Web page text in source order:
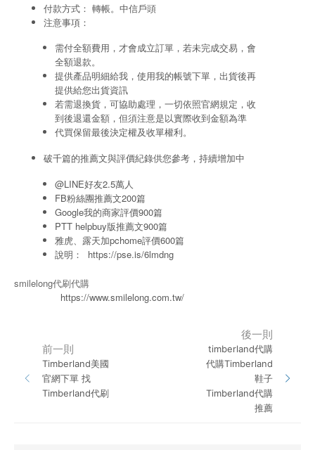
付款方式： 轉帳。中信戶頭
注意事項：
需付全額費用，才會成立訂單，若未完成交易，會
全額退款。
提供產品明細給我，使用我的帳號下單，出貨後再
提供給您出貨資訊
若需退換貨，可協助處理，一切依照官網規定，收
到後退還金額，但須注意是以實際收到金額為準
代買保留最後決定權及收單權利。
破千篇的推薦文與評價紀錄供您參考，持續增加中
@LINE好友2.5萬人
FB粉絲團推薦文200篇
Google我的商家評價900篇
PTT helpbuy版推薦文900篇
雅虎、露天加pchome評價600篇
說明： https://pse.is/6lmdng
smilelong代刷代購
https://www.smilelong.com.tw/
前一則
Timberland美國
官網下單 找
Timberland代刷
後一則
timberland代購
代購Timberland
鞋子
Timberland代購
推薦